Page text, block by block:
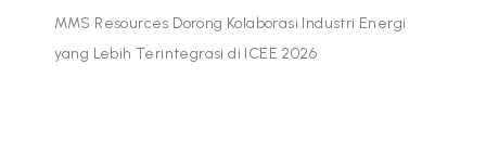
MMS Resources Dorong Kolaborasi Industri Energi
yang Lebih Terintegrasi di ICEE 2026